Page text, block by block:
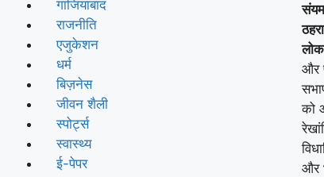
गाजियाबाद
राजनीति
एजुकेशन
धर्म
बिज़नेस
जीवन शैली
स्पोर्ट्स
स्वास्थ्य
ई-पेपर
संयम
और
को
और